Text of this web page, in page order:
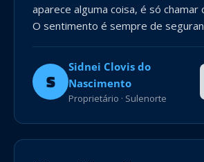
aparece alguma coisa, é só chamar
O sentimento é sempre de
S
Sidnei Clovis do
Nascimento
Proprietário · Sulenorte